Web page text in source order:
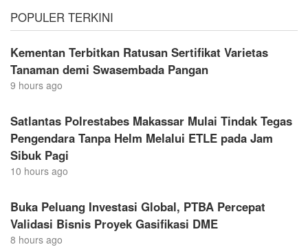
POPULER TERKINI
Kementan Terbitkan Ratusan Sertifikat Varietas
Tanaman demi Swasembada Pangan
9 hours ago
Satlantas Polrestabes Makassar Mulai Tindak Tegas
Pengendara Tanpa Helm Melalui ETLE pada Jam
Sibuk Pagi
10 hours ago
Buka Peluang Investasi Global, PTBA Percepat
Validasi Bisnis Proyek Gasifikasi DME
8 hours ago